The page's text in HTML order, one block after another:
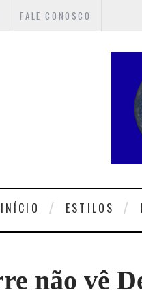
FALE CONOSCO
INÍCIO ESTILOS
não vê